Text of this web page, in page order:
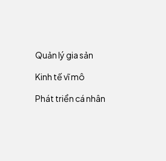
Quản lý gia sản
Kinh tế vĩ mô
Phát triển cá nhân